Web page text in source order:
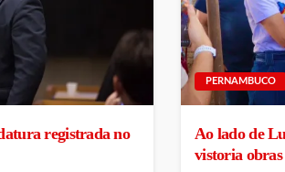
registrada no
PERNAMBUCO
Ao lado de
vistoria obras